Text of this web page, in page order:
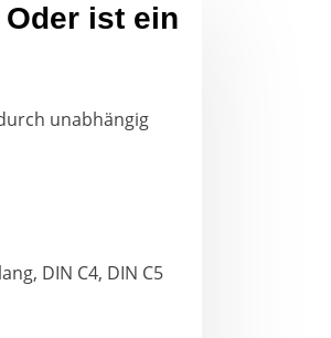
ist ein
unabhängig
DIN C4, DIN C5